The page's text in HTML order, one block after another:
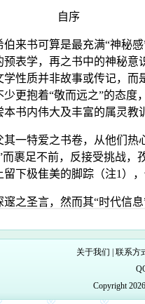
关于我们
联系方
Copyright